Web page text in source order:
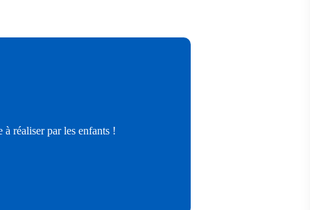
réaliser par les enfants !